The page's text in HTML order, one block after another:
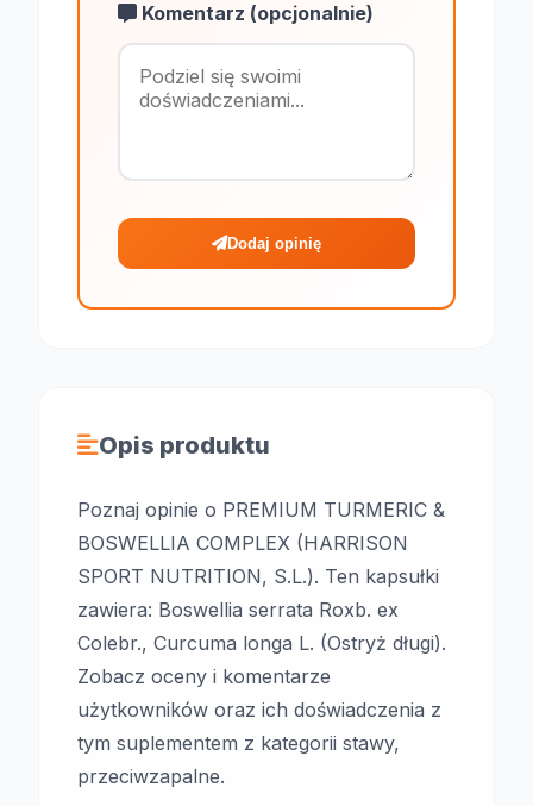
Komentarz (opcjonalnie)
Maksymalnie
Dodaj opinię
Opis produktu
Poznaj opinie o PREMIUM TURMERIC &
BOSWELLIA COMPLEX (HARRISON
SPORT NUTRITION, S.L.). Ten kapsułki
zawiera: Boswellia serrata Roxb. ex
Colebr., Curcuma longa L. (Ostryż długi).
Zobacz oceny i komentarze
użytkowników oraz ich doświadczenia z
tym suplementem z kategorii stawy,
przeciwzapalne.